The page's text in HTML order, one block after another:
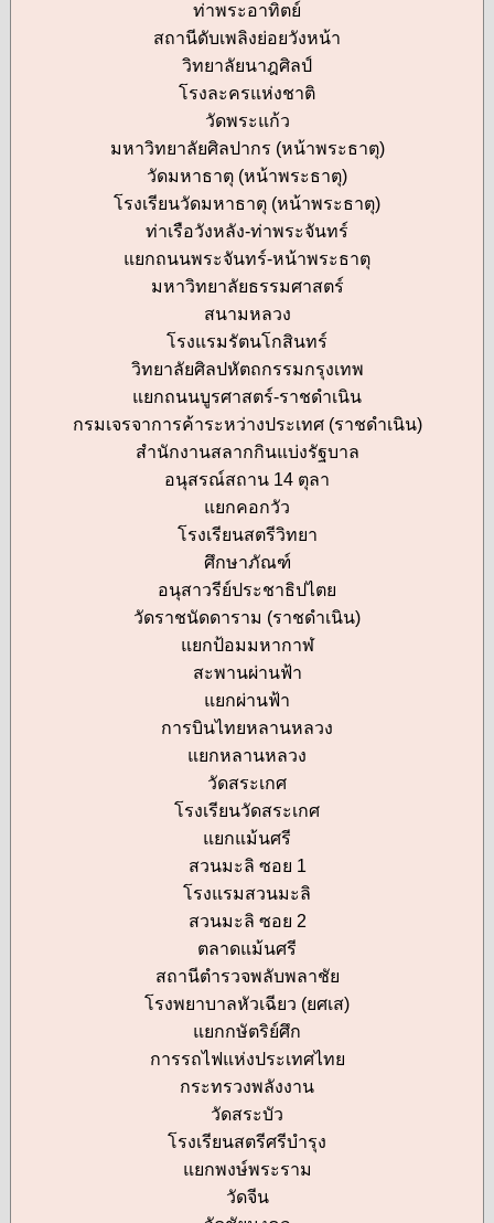
ท่าพระอาทิตย์
สถานีดับเพลิงย่อยวังหน้า
วิทยาลัยนาฎศิลป์
โรงละครแห่งชาติ
วัดพระแก้ว
มหาวิทยาลัยศิลปากร (หน้าพระธาตุ)
วัดมหาธาตุ (หน้าพระธาตุ)
โรงเรียนวัดมหาธาตุ (หน้าพระธาตุ)
ท่าเรือวังหลัง-ท่าพระจันทร์
แยกถนนพระจันทร์-หน้าพระธาตุ
มหาวิทยาลัยธรรมศาสตร์
สนามหลวง
โรงแรมรัตนโกสินทร์
วิทยาลัยศิลปหัตถกรรมกรุงเทพ
แยกถนนบูรศาสตร์-ราชดำเนิน
กรมเจรจาการค้าระหว่างประเทศ (ราชดำเนิน)
สำนักงานสลากกินแบ่งรัฐบาล
อนุสรณ์สถาน 14 ตุลา
แยกคอกวัว
โรงเรียนสตรีวิทยา
ศึกษาภัณฑ์
อนุสาวรีย์ประชาธิปไตย
วัดราชนัดดาราม (ราชดำเนิน)
แยกป้อมมหากาฬ
สะพานผ่านฟ้า
แยกผ่านฟ้า
การบินไทยหลานหลวง
แยกหลานหลวง
วัดสระเกศ
โรงเรียนวัดสระเกศ
แยกแม้นศรี
สวนมะลิ ซอย 1
โรงแรมสวนมะลิ
สวนมะลิ ซอย 2
ตลาดแม้นศรี
สถานีตำรวจพลับพลาชัย
โรงพยาบาลหัวเฉียว (ยศเส)
แยกกษัตริย์ศึก
การรถไฟแห่งประเทศไทย
กระทรวงพลังงาน
วัดสระบัว
โรงเรียนสตรีศรีบำรุง
แยกพงษ์พระราม
วัดจีน